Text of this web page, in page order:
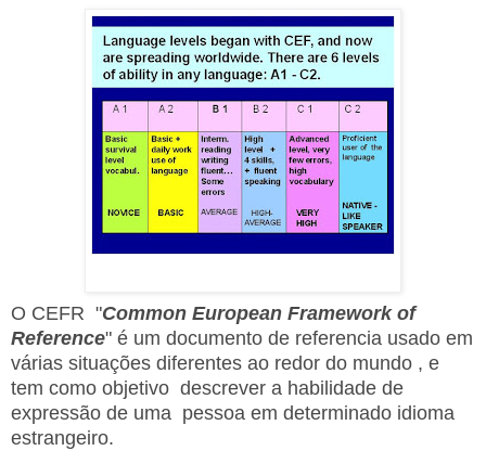
O CEFR "Common European Framework of
Reference" é um documento de referencia usado em
várias situações diferentes ao redor do mundo , e
tem como objetivo descrever a habilidade de
expressão de uma pessoa em determinado idioma
estrangeiro.